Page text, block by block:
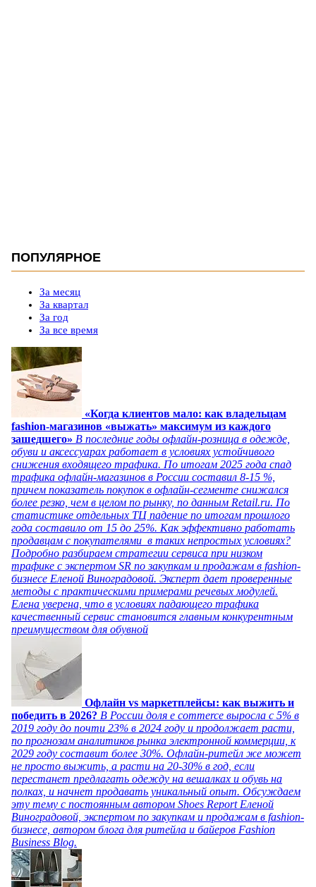
ПОПУЛЯРНОЕ
За месяц
За квартал
За год
За все время
«Когда клиентов мало: как владельцам
fashion-магазинов «выжать» максимум из каждого
зашедшего» В последние годы офлайн-розница в одежде,
обуви и аксессуарах работает в условиях устойчивого
снижения входящего трафика. По итогам 2025 года спад
трафика офлайн-магазинов в России составил 8-15 %,
причем показатель покупок в офлайн-сегменте снижался
более резко, чем в целом по рынку, по данным Retail.ru. По
статистике отдельных ТЦ падение по итогам прошлого
года составило от 15 до 25%. Как эффективно работать
продавцам с покупателями в таких непростых условиях?
Подробно разбираем стратегии сервиса при низком
трафике с экспертом SR по закупкам и продажам в fashion-
бизнесе Еленой Виноградовой. Эксперт дает проверенные
методы с практическими примерами речевых модулей.
Елена уверена, что в условиях падающего трафика
качественный сервис становится главным конкурентным
преимуществом для обувной
Офлайн vs маркетплейсы: как выжить и
победить в 2026? В России доля e commerce выросла с 5% в
2019 году до почти 23% в 2024 году и продолжает расти,
по прогнозам аналитиков рынка электронной коммерции, к
2029 году составит более 30%. Офлайн-ритейл же может
не просто выжить, а расти на 20-30% в год, если
перестанет предлагать одежду на вешалках и обувь на
полках, и начнет продавать уникальный опыт. Обсуждаем
эту тему с постоянным автором Shoes Report Еленой
Виноградовой, экспертом по закупкам и продажам в fashion-
бизнесе, автором блога для ритейла и байеров Fashion
Business Blog.